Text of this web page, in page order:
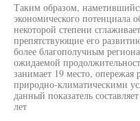
Таким образом,
экономического потенциала
некоторой степени
препятствующие его
более благополучным
ожидаемой
занимает 19 место,
природно-климатическими
данный показатель
лет